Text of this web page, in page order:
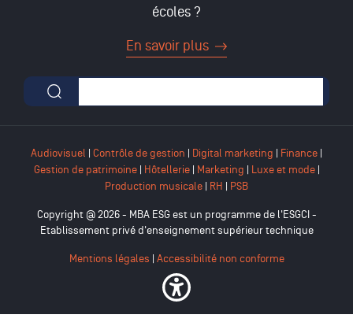
écoles ?
En savoir plus
Formulaire de recherche
Audiovisuel | Contrôle de gestion | Digital marketing | Finance |
Gestion de patrimoine| Hôtellerie| Marketing | Luxe et mode|
Production musicale | RH | PSB
Copyright @ 2026 - MBA ESG est un programme de l'ESGCI -
Etablissement privé d'enseignement supérieur technique
Mentions légales Accessibilité non conforme